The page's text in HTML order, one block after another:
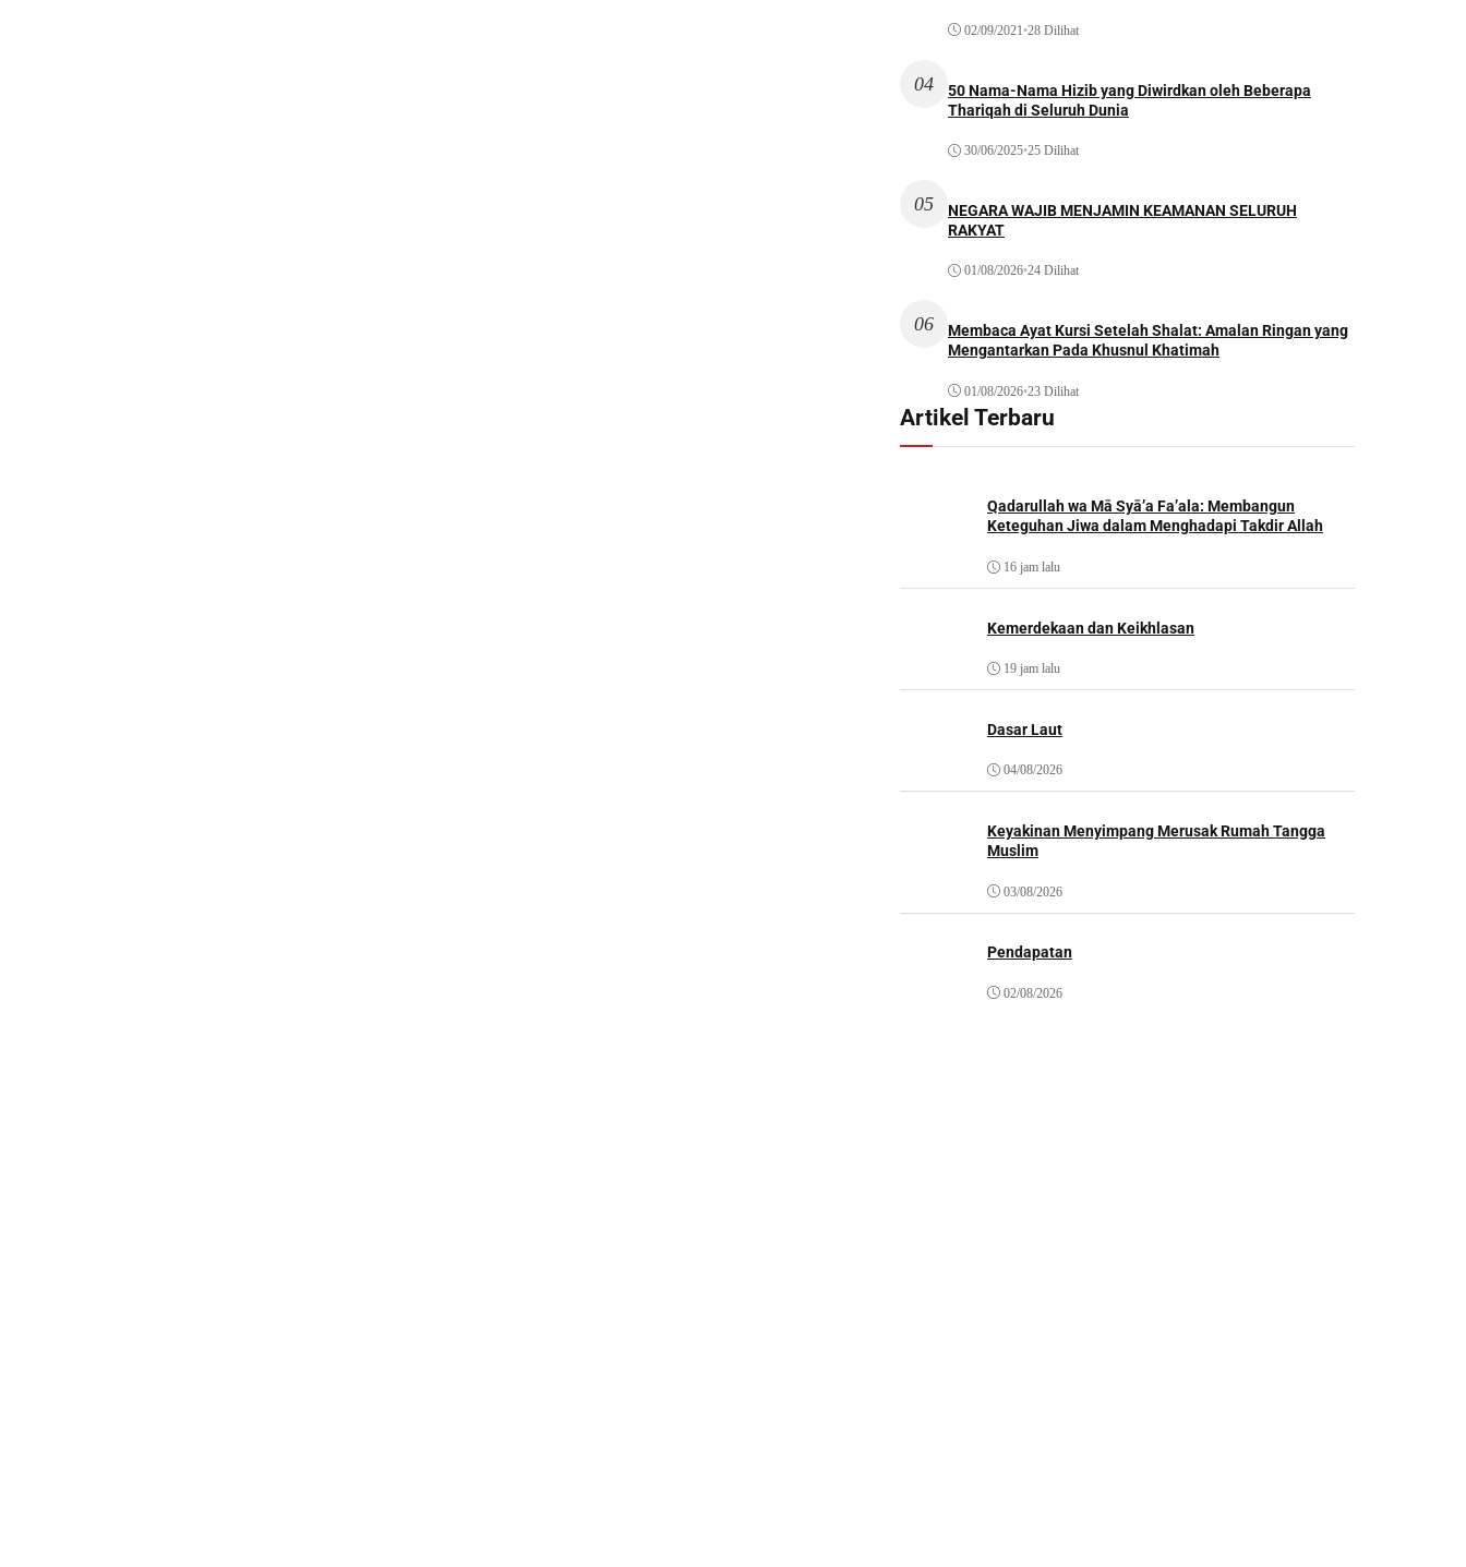
02/09/2021•28 Dilihat
04
50 Nama-Nama Hizib yang Diwirdkan oleh Beberapa
Thariqah di Seluruh Dunia
30/06/2025•25 Dilihat
05
NEGARA WAJIB MENJAMIN KEAMANAN SELURUH
RAKYAT
01/08/2026•24 Dilihat
06
Membaca Ayat Kursi Setelah Shalat: Amalan Ringan yang
Mengantarkan Pada Khusnul Khatimah
01/08/2026•23 Dilihat
Artikel Terbaru
Qadarullah wa Mā Syā’a Fa’ala: Membangun
Keteguhan Jiwa dalam Menghadapi Takdir Allah
16 jam lalu
Kemerdekaan dan Keikhlasan
19 jam lalu
Dasar Laut
04/08/2026
Keyakinan Menyimpang Merusak Rumah Tangga
Muslim
03/08/2026
Pendapatan
02/08/2026